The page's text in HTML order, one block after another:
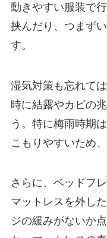
動きやすい服装で
挟んだり、つまず
す。
湿気対策も忘れて
時に結露やカビの
う。特に梅雨時期
こもりやすいため
さらに、ベッドフ
マットレスを外し
ジの緩みがないか